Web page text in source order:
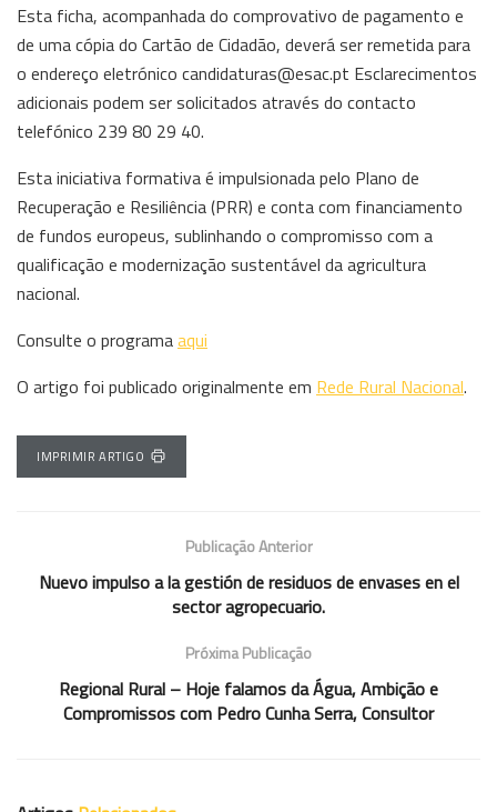
Esta ficha, acompanhada do comprovativo de pagamento e
de uma cópia do Cartão de Cidadão, deverá ser remetida para
o endereço eletrónico candidaturas@esac.pt Esclarecimentos
adicionais podem ser solicitados através do contacto
telefónico 239 80 29 40.
Esta iniciativa formativa é impulsionada pelo Plano de
Recuperação e Resiliência (PRR) e conta com financiamento
de fundos europeus, sublinhando o compromisso com a
qualificação e modernização sustentável da agricultura
nacional.
Consulte o programaaqui
O artigo foi publicado originalmente em Rede Rural Nacional.
IMPRIMIR ARTIGO
Publicação Anterior
Nuevo impulso a la gestión de residuos de envases en el
sector agropecuario.
Próxima Publicação
Regional Rural – Hoje falamos da Água, Ambição e
Compromissos com Pedro Cunha Serra, Consultor